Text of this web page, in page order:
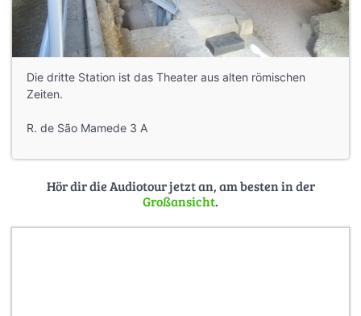
Die dritte Station ist das Theater aus alten römischen
Zeiten.
R. de São Mamede 3 A
Hör dir die Audiotour jetzt an, am besten in der
Großansicht.